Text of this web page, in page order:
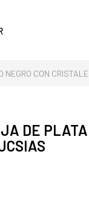
NEGRO CON
DE PLATA